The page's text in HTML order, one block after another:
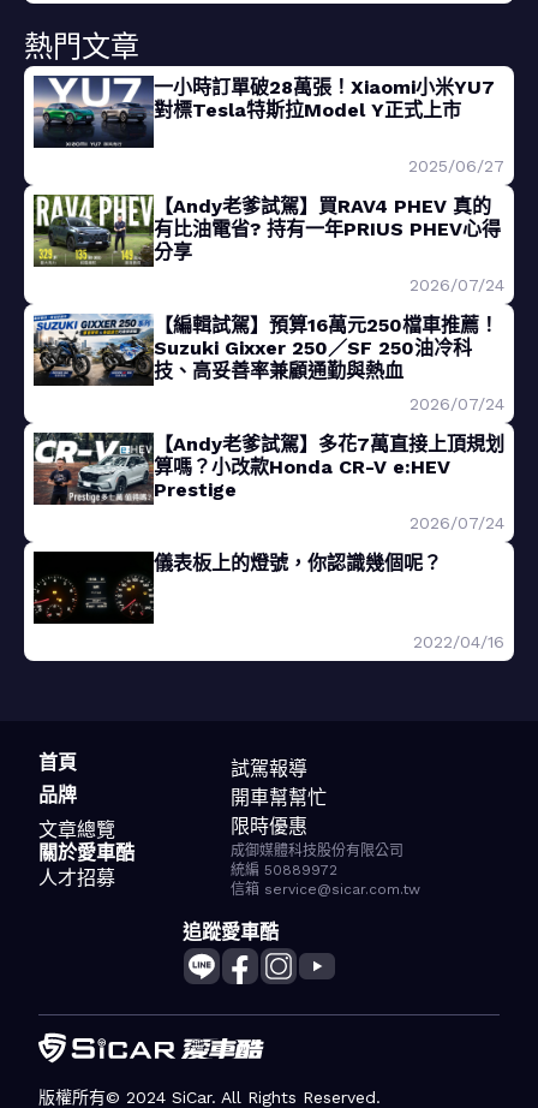
熱門文章
一小時訂單破28萬張！Xiaomi小米YU7
對標Tesla特斯拉Model Y正式上市
2025/06/27
【Andy老爹試駕】買RAV4 PHEV 真的
有比油電省? 持有一年PRIUS PHEV心得
分享
2026/07/24
【編輯試駕】預算16萬元250檔車推薦！
Suzuki Gixxer 250／SF 250油冷科
技、高妥善率兼顧通勤與熱血
2026/07/24
【Andy老爹試駕】多花7萬直接上頂規划
算嗎？小改款Honda CR-V e:HEV
Prestige
2026/07/24
儀表板上的燈號，你認識幾個呢？
2022/04/16
首頁
品牌
文章總覽
試駕報導
開車幫幫忙
限時優惠
關於愛車酷
人才招募
成御媒體科技股份有限公司
統編 50889972
信箱 service@sicar.com.tw
追蹤愛車酷
版權所有© 2024 SiCar. All Rights Reserved.